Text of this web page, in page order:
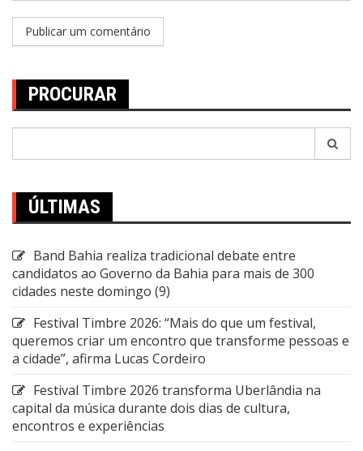
PROCURAR
ÚLTIMAS
Band Bahia realiza tradicional debate entre
candidatos ao Governo da Bahia para mais de 300
cidades neste domingo (9)
Festival Timbre 2026: “Mais do que um festival,
queremos criar um encontro que transforme pessoas e
a cidade”, afirma Lucas Cordeiro
Festival Timbre 2026 transforma Uberlândia na
capital da música durante dois dias de cultura,
encontros e experiências